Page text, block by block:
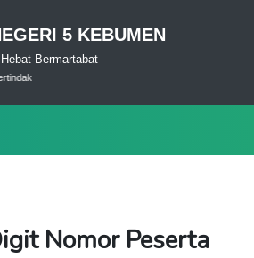
5 KEBUMEN
Bermartabat
Nomor Peserta